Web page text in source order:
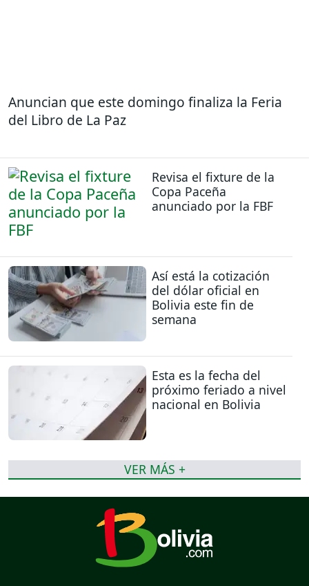
Anuncian que este domingo finaliza la Feria
del Libro de La Paz
Revisa el fixture de la
Copa Paceña
anunciado por la FBF
Así está la cotización
del dólar oficial en
Bolivia este fin de
semana
Esta es la fecha del
próximo feriado a nivel
nacional en Bolivia
VER MÁS +